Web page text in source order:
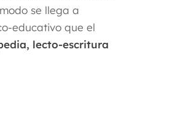
se llega a
educativo que el
lecto-escritura